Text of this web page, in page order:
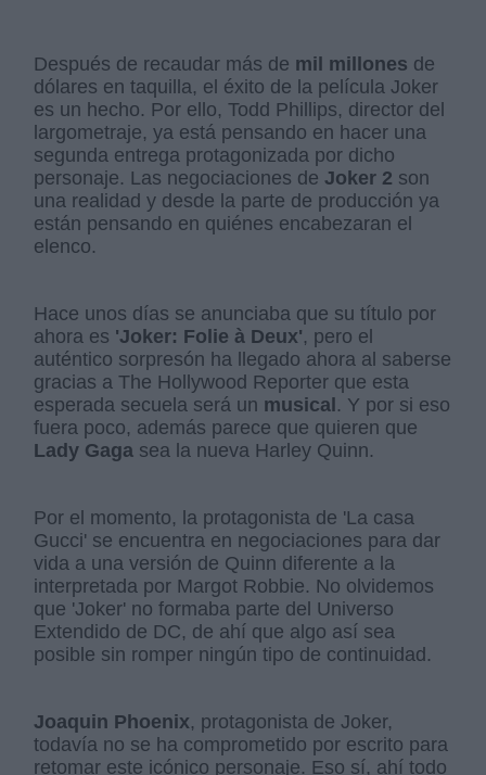
Después de recaudar más de mil millones de
dólares en taquilla, el éxito de la película Joker
es un hecho. Por ello, Todd Phillips, director del
largometraje, ya está pensando en hacer una
segunda entrega protagonizada por dicho
personaje. Las negociaciones de Joker 2 son
una realidad y desde la parte de producción ya
están pensando en quiénes encabezaran el
elenco.
Hace unos días se anunciaba que su título por
ahora es 'Joker: Folie à Deux', pero el
auténtico sorpresón ha llegado ahora al saberse
gracias a The Hollywood Reporter que esta
esperada secuela será un musical . Y por si eso
fuera poco, además parece que quieren que
Lady Gaga sea la nueva Harley Quinn.
Por el momento, la protagonista de 'La casa
Gucci' se encuentra en negociaciones para dar
vida a una versión de Quinn diferente a la
interpretada por Margot Robbie. No olvidemos
que 'Joker' no formaba parte del Universo
Extendido de DC, de ahí que algo así sea
posible sin romper ningún tipo de continuidad.
Joaquin Phoenix, protagonista de Joker,
todavía no se ha comprometido por escrito para
retomar este icónico personaje. Eso sí, ahí todo